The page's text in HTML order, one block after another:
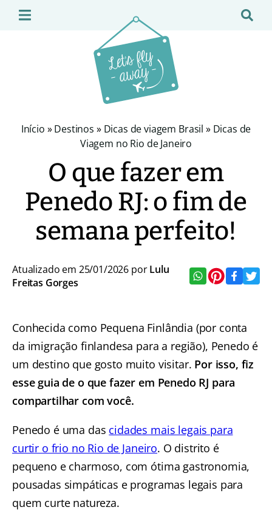
Início »Destinos » Dicas de viagem Brasil » Dicas de
Viagem no Rio de Janeiro
O que fazer em
Penedo RJ: o fim de
semana perfeito!
Atualizado em 25/01/2026 porLulu
Freitas Gorges
Conhecida como Pequena Finlândia (por conta
da imigração finlandesa para a região), Penedo é
um destino que gosto muito visitar. Por isso, fiz
esse guia de o que fazer em Penedo RJ para
compartilhar com você.
Penedo é uma das cidades mais legais para
curtir o frio no Rio de Janeiro. O distrito é
pequeno e charmoso, com ótima gastronomia,
pousadas simpáticas e programas legais para
quem curte natureza.